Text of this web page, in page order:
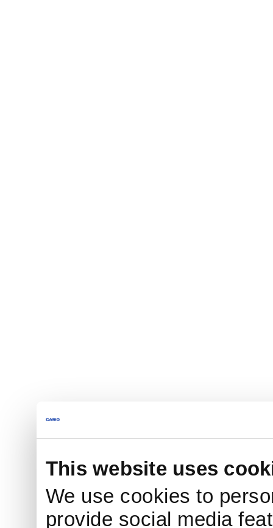
This website uses
We use cookies to
provide social media